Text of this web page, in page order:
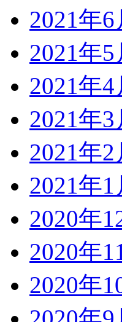
2021年6
2021年5
2021年4
2021年3
2021年2
2021年1
2020年
2020年
2020年